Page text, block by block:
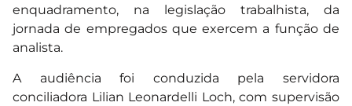
enquadramento, na legislação trabalhista, da
jornada de empregados que exercem a função de
analista.
A audiência foi conduzida pela servidora
conciliadora Lilian Leonardelli Loch, com supervisão